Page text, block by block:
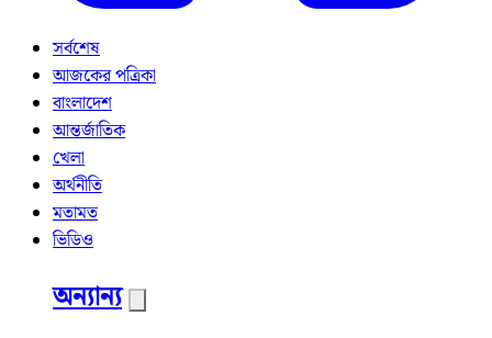
সর্বশেষ
আজকের পত্রিকা
বাংলাদেশ
আন্তর্জাতিক
খেলা
অর্থনীতি
মতামত
ভিডিও
অন্যান্য